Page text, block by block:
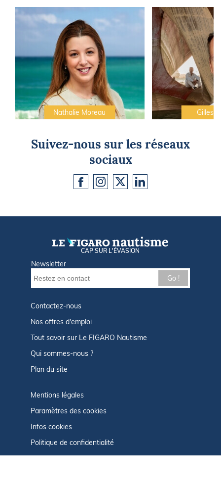
Nathalie Moreau Gilles
Suivez-nous sur les réseaux
sociaux
CAP SUR L'ÉVASION
Newsletter
Go !
Contactez-nous
Nos offres d'emploi
Tout savoir sur Le FIGARO Nautisme
Qui sommes-nous ?
Plan du site
Mentions légales
Paramètres des cookies
Infos cookies
Politique de confidentialité
CGU